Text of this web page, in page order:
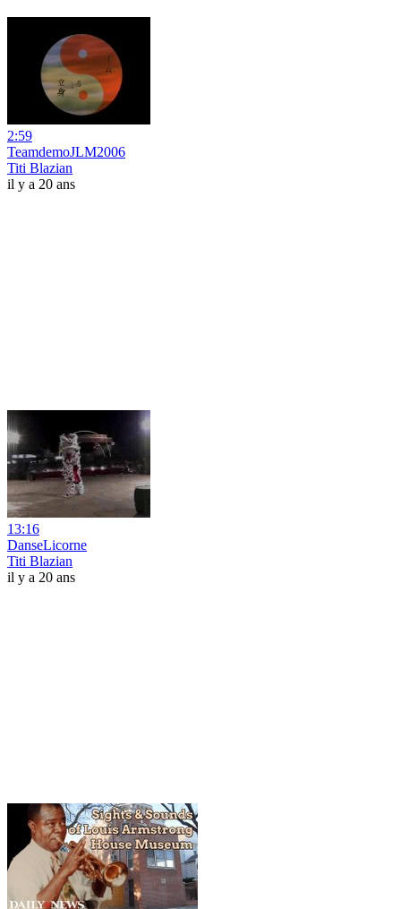
2:59
TeamdemoJLM2006
Titi Blazian
il y a 20 ans
13:16
DanseLicorne
Titi Blazian
il y a 20 ans